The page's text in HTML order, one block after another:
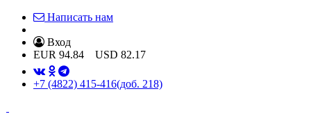
Написать нам
Вход
EUR 94.84 USD 82.17
+7 (4822) 415-416(доб. 218)